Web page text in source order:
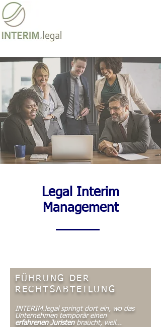
Legal Interim
Management
INTERIM.legal springt dort ein, wo das
Unternehmen temporär einen
erfahrenen Juristenbraucht, weil...
FÜHRUNG DER
RECHTSABTEILUNG